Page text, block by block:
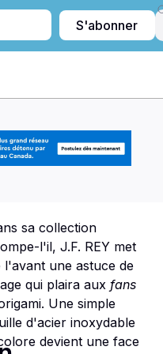
S'abonner
sa collection
l'il, J.F. REY met
l'avant une astuce de
qui plaira aux fans
Une simple
d'acier inoxydable
devient une face